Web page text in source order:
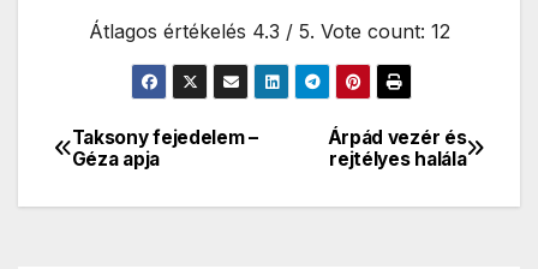
Átlagos értékelés 4.3 / 5. Vote count: 12
Bejegyzés
navigáció
Árpád vezér és
rejtélyes halála
Taksony fejedelem –
Géza apja